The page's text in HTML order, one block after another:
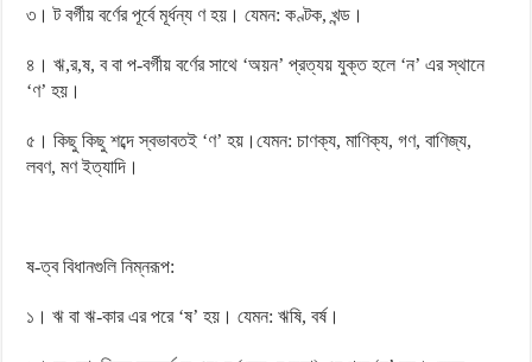
৩। ট বর্গীয় বর্ণের পূর্বে মূর্ধন্য ণ হয়। যেমন: কণ্টক, খন্ড।
৪। ঋ,র,ষ, ব বা প-বর্গীয় বর্ণের সাথে ‘অয়ন’ প্রত্যয় যুক্ত হলে ‘ন’ এর স্থানে
‘ণ’ হয়।
৫। কিছু কিছু শব্দে স্বভাবতই ‘ণ’ হয়।যেমন: চাণক্য, মাণিক্য, গণ, বাণিজ্য,
লবণ, মণ ইত্যাদি।
ষ-ত্ব বিধানগুলি নিম্নরূপ:
১। ঋ বা ঋ-কার এর পরে ‘ষ’ হয়। যেমন: ঋষি, বর্ষ।